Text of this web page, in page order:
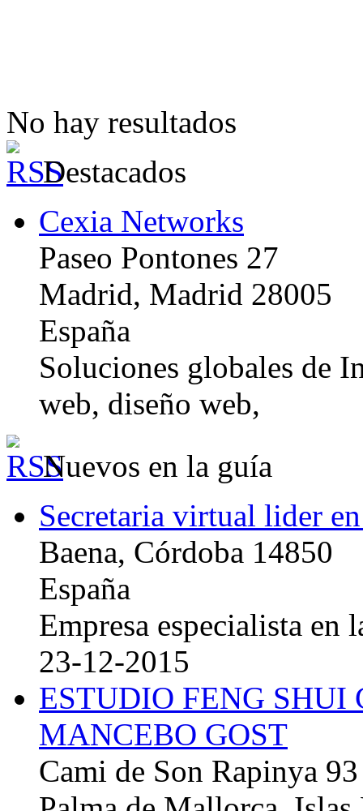
No hay resultados
Destacados
Cexia Networks
Paseo Pontones 27
Madrid, Madrid 28005
España
Soluciones globales de
web, diseño web,
Nuevos en la guía
Secretaria virtual lider
Baena, Córdoba 14850
España
Empresa especialista en
23-12-2015
ESTUDIO FENG
MANCEBO GOST
Cami de Son Rapinya 93